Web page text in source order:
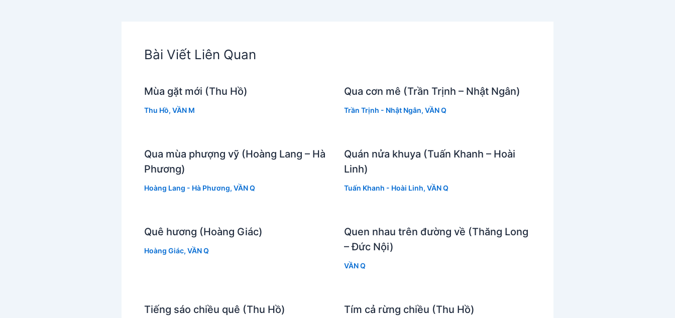
Bài Viết Liên Quan
Mùa gặt mới (Thu Hồ)
Thu Hồ, VẦN M
Qua cơn mê (Trần Trịnh – Nhật Ngân)
Trần Trịnh - Nhật Ngân, VẦN Q
Qua mùa phượng vỹ (Hoàng Lang – Hà
Phương)
Hoàng Lang - Hà Phương, VẦN Q
Quán nửa khuya (Tuấn Khanh – Hoài
Linh)
Tuấn Khanh - Hoài Linh, VẦN Q
Quê hương (Hoàng Giác)
Hoàng Giác, VẦN Q
Quen nhau trên đường về (Thăng Long
– Đức Nội)
VẦN Q
Tiếng sáo chiều quê (Thu Hồ) Tím cả rừng chiều (Thu Hồ)